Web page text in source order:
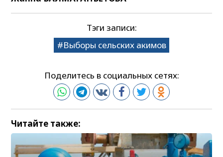
Тэги записи:
Выборы сельских акимов
Поделитесь в социальных сетях:
Читайте также: